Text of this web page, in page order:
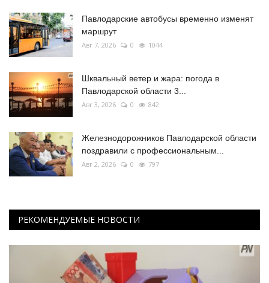
Павлодарские автобусы временно изменят
маршрут
Авг 7, 2026 0 1044
Шквальный ветер и жара: погода в
Павлодарской области 3...
Авг 3, 2026 0 842
Железнодорожников Павлодарской области
поздравили с профессиональным...
Авг 2, 2026 0 797
РЕКОМЕНДУЕМЫЕ НОВОСТИ